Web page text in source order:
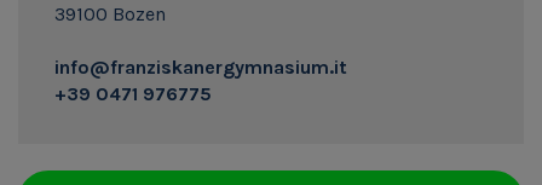
39100 Bozen
info@franziskanergymnasium.it
+39 0471 976775